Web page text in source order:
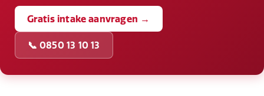
Gratis intake aanvragen →
📞 0850 13 10 13